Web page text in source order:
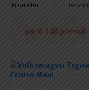
Kilometer
va. € 148 p/mnd